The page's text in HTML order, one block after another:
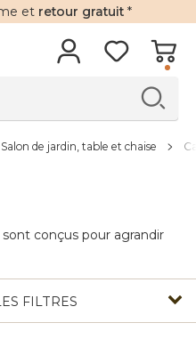
et retour gratuit *
Salon de jardin, table et chaise
conçus pour agrandir
FILTRES